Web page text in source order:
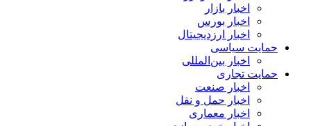
اخبار بازار
اخبار بورس
اخبار ارزدیجیتال
حمایت سیاسی
اخبار بین‌المللی
حمایت تجاری
اخبار صنعت
اخبار حمل و نقل
اخبار معماری